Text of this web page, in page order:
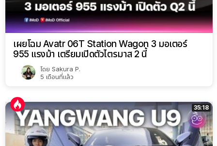
เผยโฉม Avatr 06T Station Wagon 3 มอเตอร์
955 แรงม้า เตรียมเปิดตัวไตรมาส 2 นี้
โดย Sakura P.
5 เดือนที่แล้ว
35:18